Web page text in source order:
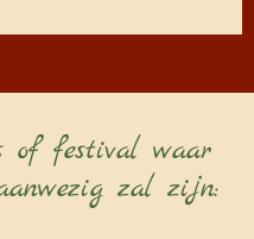
of festival waar
zal zijn: